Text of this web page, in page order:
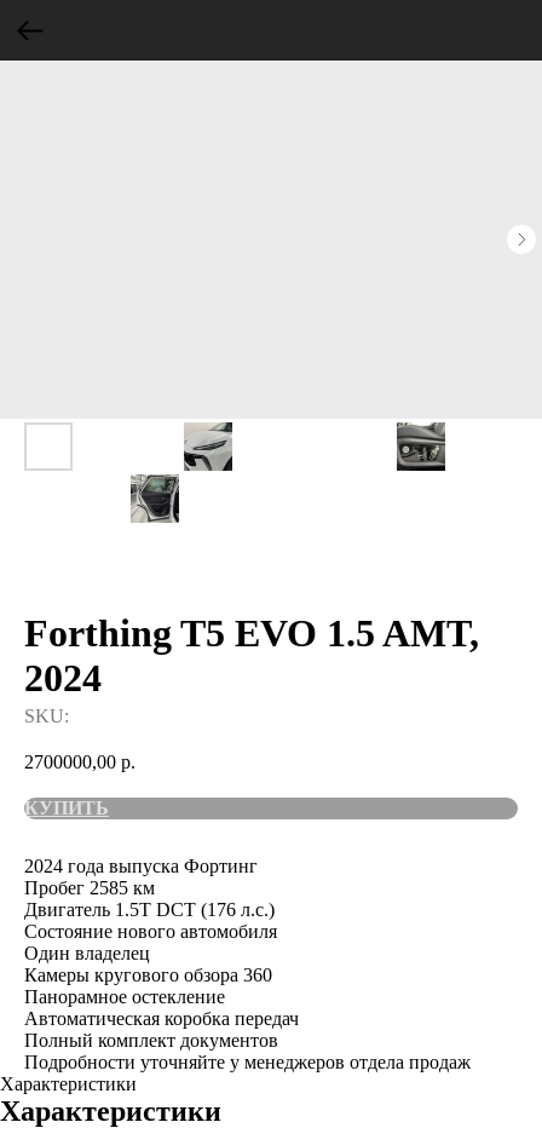
Forthing T5 EVO 1.5 AMT,
2024
SKU:
2700000,00 р.
КУПИТЬ
2024 года выпуска Фортинг
Пробег 2585 км
Двигатель 1.5T DCT (176 л.с.)
Состояние нового автомобиля
Один владелец
Камеры кругового обзора 360
Панорамное остекление
Автоматическая коробка передач
Полный комплект документов
Подробности уточняйте у менеджеров отдела продаж
Характеристики
Характеристики